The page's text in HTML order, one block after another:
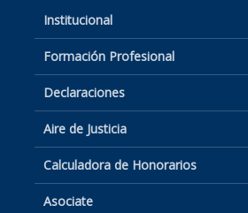
Institucional
Formación Profesional
Declaraciones
Aire de Justicia
Calculadora de Honorarios
Asociate